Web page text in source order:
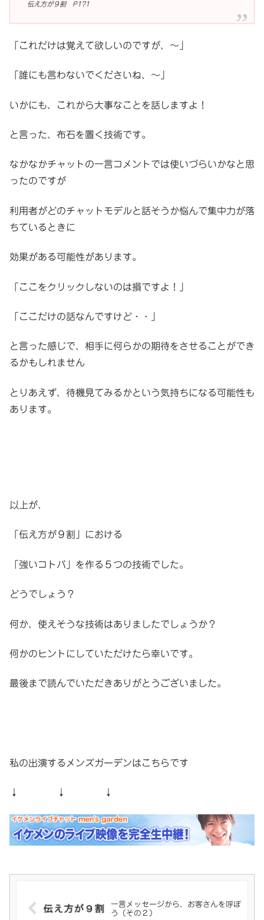
伝え方が９割 P171
「これだけは覚えて欲しいのですが、～」
「誰にも言わないでくださいね、～」
いかにも、これから大事なことを話しますよ！
と言った、布石を置く技術です。
なかなかチャットの一言コメントでは使いづらいかなと思
ったのですが
利用者がどのチャットモデルと話そうか悩んで集中力が落
ちているときに
効果がある可能性があります。
「ここをクリックしないのは損ですよ！」
「ここだけの話なんですけど・・」
と言った感じで、相手に何らかの期待をさせることができ
るかもしれません
とりあえず、待機見てみるかという気持ちになる可能性も
あります。
以上が、
「伝え方が９割」における
「強いコトバ」を作る５つの技術でした。
どうでしょう？
何か、使えそうな技術はありましたでしょうか？
何かのヒントにしていただけたら幸いです。
最後まで読んでいただきありがとうございました。
私の出演するメンズガーデンはこちらです
↓ ↓ ↓
一言メッセージから、お客さんを呼ぼ
う（その２）